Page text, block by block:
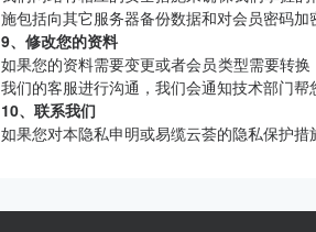
施包括向其它服务器备份数据和对会员密码
9、修改您的资料
如果您的资料需要变更或者会员类型需要转
我们的客服进行沟通，我们会通知技术部门帮
10、联系我们
如果您对本隐私申明或易缆云荟的隐私保护